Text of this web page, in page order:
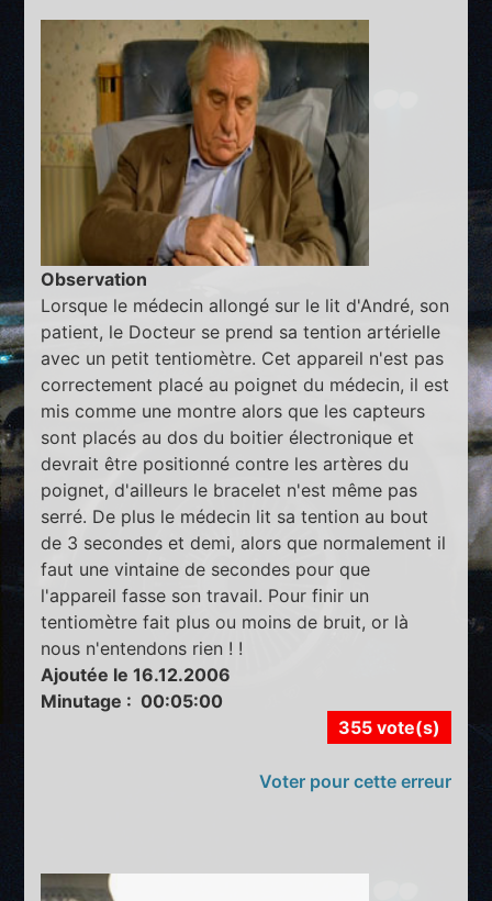
Observation
Lorsque le médecin allongé sur le lit d'André, son
patient, le Docteur se prend sa tention artérielle
avec un petit tentiomètre. Cet appareil n'est pas
correctement placé au poignet du médecin, il est
mis comme une montre alors que les capteurs
sont placés au dos du boitier électronique et
devrait être positionné contre les artères du
poignet, d'ailleurs le bracelet n'est même pas
serré. De plus le médecin lit sa tention au bout
de 3 secondes et demi, alors que normalement il
faut une vintaine de secondes pour que
l'appareil fasse son travail. Pour finir un
tentiomètre fait plus ou moins de bruit, or là
nous n'entendons rien ! !
Ajoutée le 16.12.2006
Minutage : 00:05:00
355 vote(s)
Voter pour cette erreur